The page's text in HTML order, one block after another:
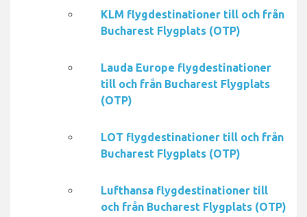
KLM flygdestinationer till och från
Bucharest Flygplats (OTP)
Lauda Europe flygdestinationer
till och från Bucharest Flygplats
(OTP)
LOT flygdestinationer till och från
Bucharest Flygplats (OTP)
Lufthansa flygdestinationer till
och från Bucharest Flygplats (OTP)